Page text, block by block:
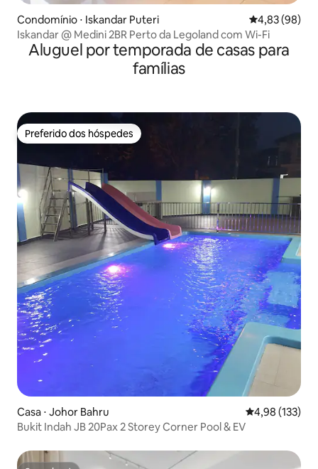
Condomínio ⋅ Iskandar Puteri 4,83 de uma
4,83 (98)
Iskandar @ Medini 2BR Perto da Legoland com Wi-Fi
Aluguel por temporada de casas para
famílias
Preferido dos hóspedes
Preferido dos hóspedes
Casa ⋅ Johor Bahru 4,98 de uma
4,98 (133)
Bukit Indah JB 20Pax 2 Storey Corner Pool & EV